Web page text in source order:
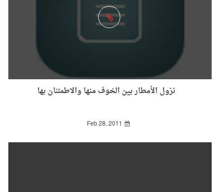
نزول الأمطار بين الخوف منها والاطمئنان بها
Feb 28, 2011